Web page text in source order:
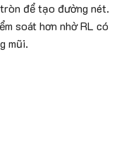
để tạo đường nét.
soát hơn nhờ RL có
mũi.